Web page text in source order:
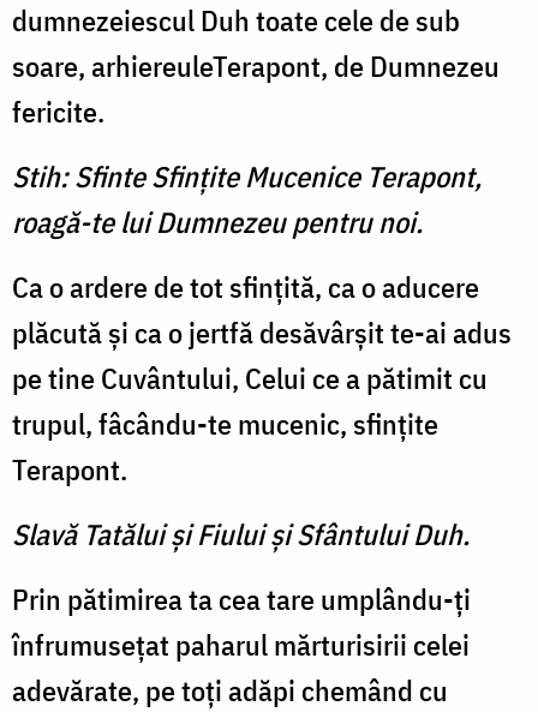
dumnezeiescul Duh toate cele de sub
soare, arhiereuleTerapont, de Dumnezeu
fericite.
Stih: Sfinte Sfinţite Mucenice Terapont,
roagă-te lui Dumnezeu pentru noi.
Ca o ardere de tot sfinţită, ca o aducere
plăcută şi ca o jertfă desăvârşit te-ai adus
pe tine Cuvântului, Celui ce a pătimit cu
trupul, fâcându-te mucenic, sfinţite
Terapont.
Slavă Tatălui şi Fiului şi Sfântului Duh.
Prin pătimirea ta cea tare umplându-ţi
înfrumuseţat paharul mărturisirii celei
adevărate, pe toţi adăpi chemând cu